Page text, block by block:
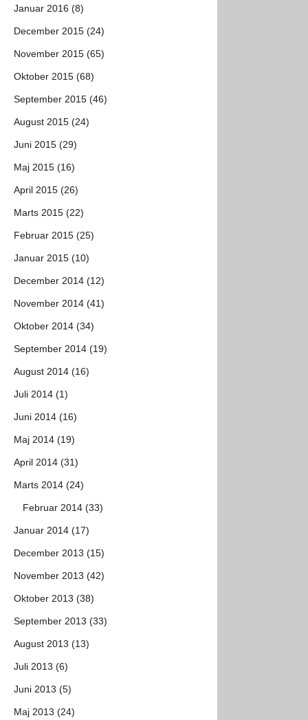
Januar 2016 (8)
December 2015 (24)
November 2015 (65)
Oktober 2015 (68)
September 2015 (46)
August 2015 (24)
Juni 2015 (29)
Maj 2015 (16)
April 2015 (26)
Marts 2015 (22)
Februar 2015 (25)
Januar 2015 (10)
December 2014 (12)
November 2014 (41)
Oktober 2014 (34)
September 2014 (19)
August 2014 (16)
Juli 2014 (1)
Juni 2014 (16)
Maj 2014 (19)
April 2014 (31)
Marts 2014 (24)
Februar 2014 (33)
Januar 2014 (17)
December 2013 (15)
November 2013 (42)
Oktober 2013 (38)
September 2013 (33)
August 2013 (13)
Juli 2013 (6)
Juni 2013 (5)
Maj 2013 (24)